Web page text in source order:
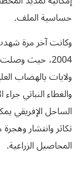
حساسية الملف.
وكانت آخر مرة شهدت
2004، حيث
ولايات بالهضاب
والغطاء النباتي
الساحل الإفريقي
تكاثر وانتشار
المحاصيل الزراعية.